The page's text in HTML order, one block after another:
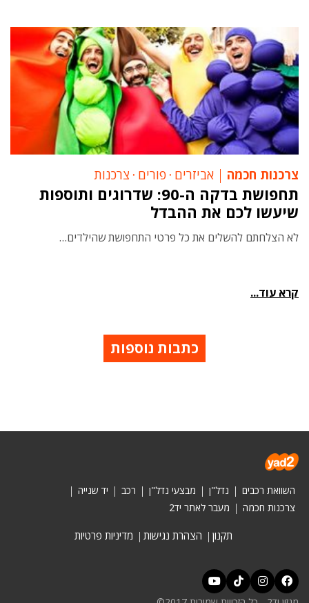
צרכנות חכמה אביזרים ‧ פורים ‧ צרכנות
תחפושת בדקה ה-90: שדרוגים ותוספות
שיעשו לכם את ההבדל
לא הצלחתם להשלים את כל פרטי התחפושת שהילדים…
קרא עוד...
כתבות נוספות
השוואת רכבים נדל"ן מבצעי נדל"ן רכב
יד שנייה
צרכנות חכמה
מעבר לאתר יד2
תקנון הצהרת נגישות מדיניות פרטיות